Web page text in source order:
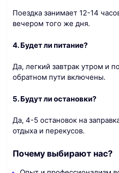
Поездка занимает 12-14
вечером того же дня.
4. Будет ли питание?
Да, легкий завтрак утром и
обратном пути включены.
5. Будут ли остановки?
Да, 4-5 остановок на
отдыха и перекусов.
Почему выбирают нас?